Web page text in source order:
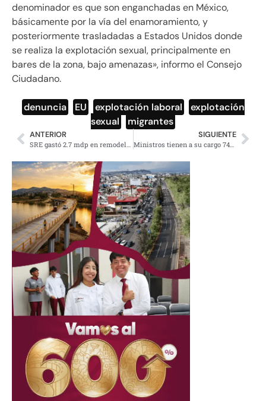
denominador es que son enganchadas en México,
básicamente por la vía del enamoramiento, y
posteriormente trasladadas a Estados Unidos donde
se realiza la explotación sexual, principalmente en
bares de la zona, bajo amenazas», informo el Consejo
Ciudadano.
denuncia EU explotación laboral
explotación
sexual
migrantes
ANTERIOR SIGUIENTE
Ministros tienen a su cargo 742 colaboradores que cuestan 44 mdp mensuales